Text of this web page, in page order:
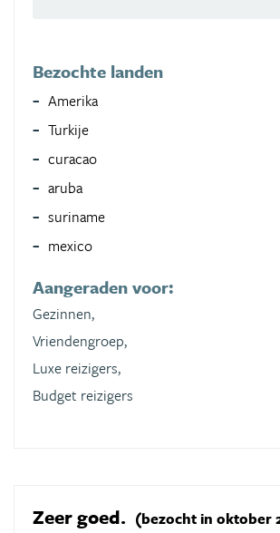
Bezochte landen
Amerika
Turkije
curacao
aruba
suriname
mexico
Aangeraden voor:
Gezinnen,
Vriendengroep,
Luxe reizigers,
Budget reizigers
Zeer goed. (bezocht in oktober